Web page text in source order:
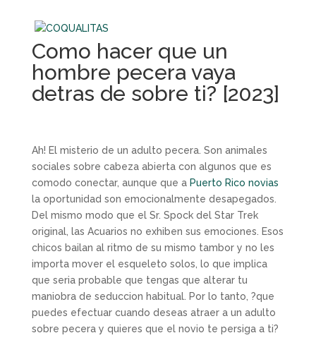
Como hacer que un
hombre pecera vaya
detras de sobre ti? [2023]
Ah! El misterio de un adulto pecera. Son animales
sociales sobre cabeza abierta con algunos que es
comodo conectar, aunque que a Puerto Rico novias
la oportunidad son emocionalmente desapegados.
Del mismo modo que el Sr. Spock del Star Trek
original, las Acuarios no exhiben sus emociones. Esos
chicos bailan al ritmo de su mismo tambor y no les
importa mover el esqueleto solos, lo que implica
que seri­a probable que tengas que alterar tu
maniobra de seduccion habitual. Por lo tanto, ?que
puedes efectuar cuando deseas atraer a un adulto
sobre pecera y quieres que el novio te persiga a ti?